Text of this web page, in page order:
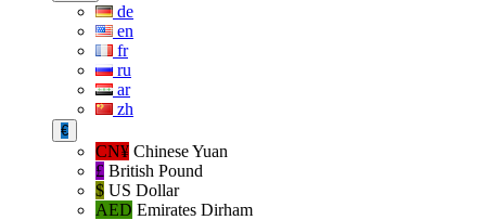
de
en
fr
ru
ar
zh
€
CN¥ Chinese Yuan
£ British Pound
$ US Dollar
AED Emirates Dirham